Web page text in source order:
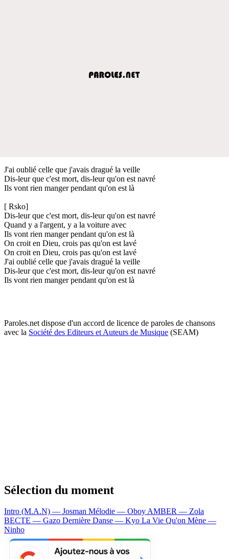
J'ai oublié celle que j'avais dragué la veille
Dis-leur que c'est mort, dis-leur qu'on est navré
Ils vont rien manger pendant qu'on est là
[ Rsko]
Dis-leur que c'est mort, dis-leur qu'on est navré
Quand y a l'argent, y a la voiture avec
Ils vont rien manger pendant qu'on est là
On croit en Dieu, crois pas qu'on est lavé
On croit en Dieu, crois pas qu'on est lavé
J'ai oublié celle que j'avais dragué la veille
Dis-leur que c'est mort, dis-leur qu'on est navré
Ils vont rien manger pendant qu'on est là
Paroles.net dispose d'un accord de licence de paroles de chansons
avec la Société des Editeurs et Auteurs de Musique (SEAM)
Sélection du moment
Intro (M.A.N) — Josman Mélodie — OboyAMBER — Zola
BECTE — Gazo Dernière Danse — Kyo La Vie Qu'on Mène —
Ninho